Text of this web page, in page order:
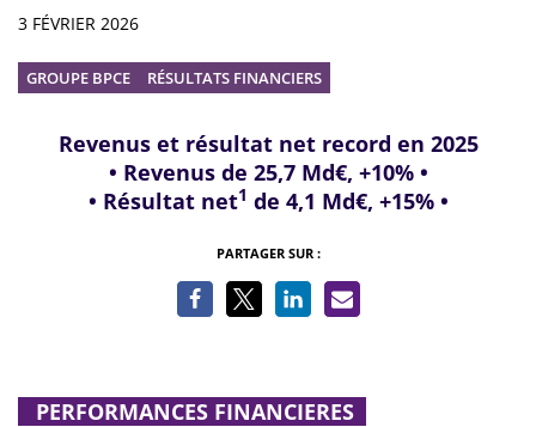
Résumé
3 FÉVRIER 2026
GROUPE BPCE RÉSULTATS FINANCIERS
Revenus et résultat net record en 2025
• Revenus de 25,7 Md€, +10% •
• Résultat net1 de 4,1 Md€, +15% •
PARTAGER SUR :
PERFORMANCES FINANCIERES